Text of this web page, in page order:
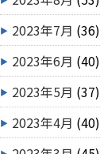
2023年7月 (36)
2023年6月 (40)
2023年5月 (37)
2023年4月 (40)